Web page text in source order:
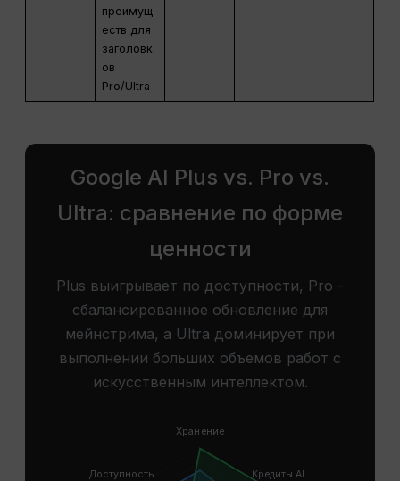
преимущ
еств для
заголовк
ов
Pro/Ultra
Google AI Plus vs. Pro vs.
Ultra: сравнение по форме
ценности
Plus выигрывает по доступности, Pro -
сбалансированное обновление для
мейнстрима, а Ultra доминирует при
выполнении больших объемов работ с
искусственным интеллектом.
Хранение
Кредиты AI
Доступность